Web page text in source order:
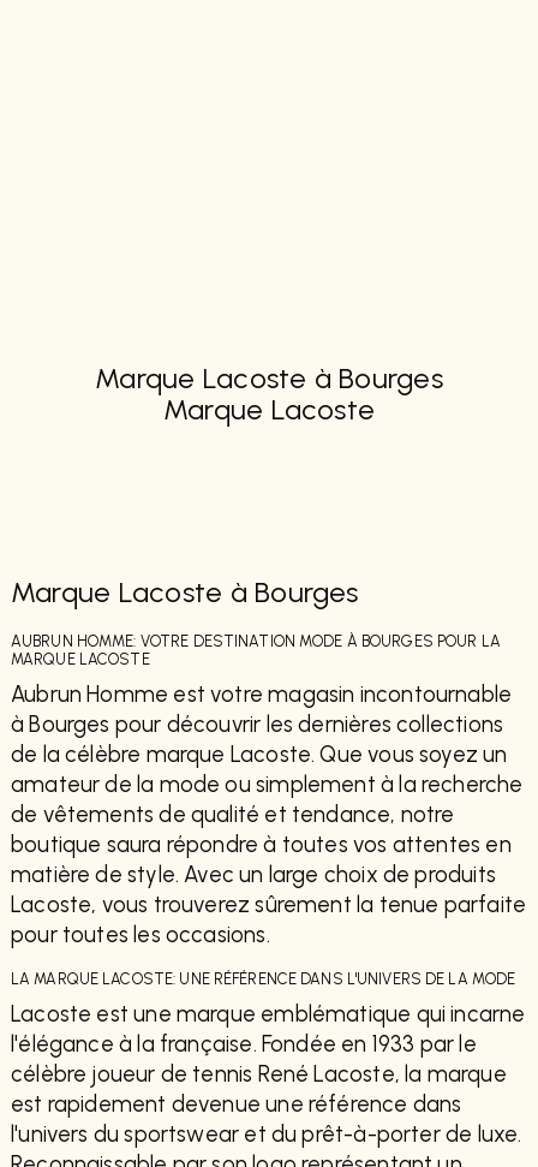
Marque Lacoste à Bourges
Marque Lacoste
Marque Lacoste à Bourges
AUBRUN HOMME: VOTRE DESTINATION MODE À BOURGES POUR LA
MARQUE LACOSTE
Aubrun Homme est votre magasin incontournable
à Bourges pour découvrir les dernières collections
de la célèbre marque Lacoste. Que vous soyez un
amateur de la mode ou simplement à la recherche
de vêtements de qualité et tendance, notre
boutique saura répondre à toutes vos attentes en
matière de style. Avec un large choix de produits
Lacoste, vous trouverez sûrement la tenue parfaite
pour toutes les occasions.
LA MARQUE LACOSTE: UNE RÉFÉRENCE DANS L'UNIVERS DE LA MODE
Lacoste est une marque emblématique qui incarne
l'élégance à la française. Fondée en 1933 par le
célèbre joueur de tennis René Lacoste, la marque
est rapidement devenue une référence dans
l'univers du sportswear et du prêt-à-porter de luxe.